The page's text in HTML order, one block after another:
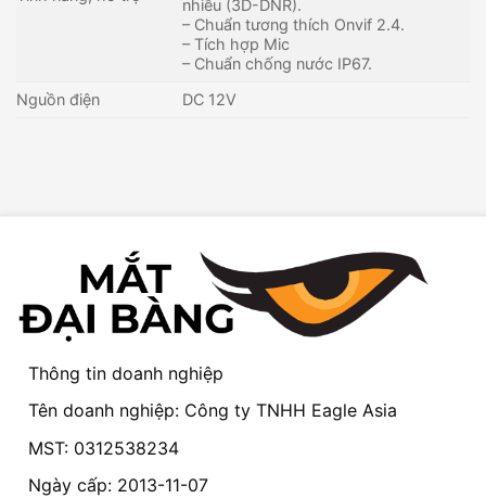
nhiễu (3D-DNR).
– Chuẩn tương thích Onvif 2.4.
– Tích hợp Mic
– Chuẩn chống nước IP67.
Nguồn điện
DC 12V
Thông tin doanh nghiệp
Tên doanh nghiệp: Công ty TNHH Eagle Asia
MST: 0312538234
Ngày cấp: 2013-11-07